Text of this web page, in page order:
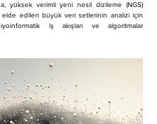
yüksek verimli yeni nesil dizileme (NGS)
elde edilen büyük veri setlerinin analizi için
iş akışları ve algoritmalar